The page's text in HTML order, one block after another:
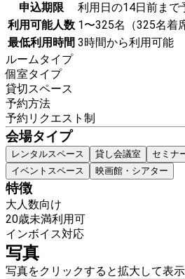
申込期限
利用日の14日前まで
利用可能人数 1〜325名（325名着
最低利用時間 3時間から利用可能
ルームタイプ
個室タイプ
貸切スペース
予約方法
予約リクエスト制
会場タイプ
レンタルスペース 貸し会議室 セミナ
イベントスペース
映画館・シアター
特徴
大人数向け
20歳未満利用可
インボイス対応
写真
写真をクリックすると拡大して表示